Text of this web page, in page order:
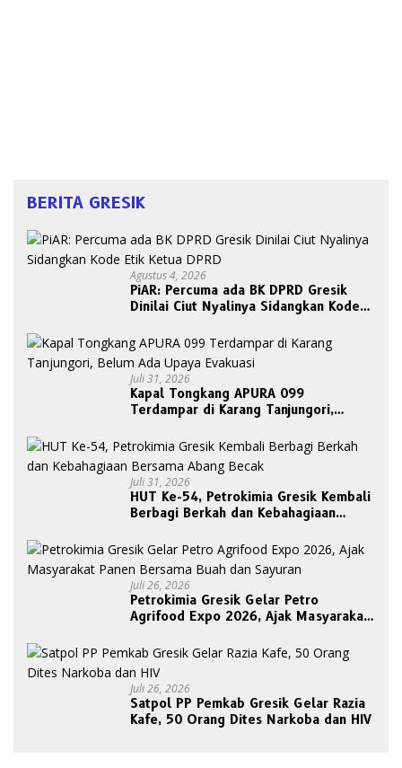
BERITA GRESIK
Agustus 4, 2026
PiAR: Percuma ada BK DPRD Gresik
Dinilai Ciut Nyalinya Sidangkan Kode
Juli 31, 2026
Kapal Tongkang APURA 099
Terdampar di Karang Tanjungori,
Juli 31, 2026
HUT Ke-54, Petrokimia Gresik Kembali
Berbagi Berkah dan Kebahagiaan
Juli 26, 2026
Petrokimia Gresik Gelar Petro
Agrifood Expo 2026, Ajak Masyarakat
Juli 26, 2026
Satpol PP Pemkab Gresik Gelar Razia
Kafe, 50 Orang Dites Narkoba dan HIV